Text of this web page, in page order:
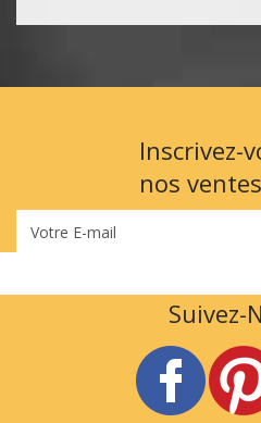
Inscrivez-
nos
Votre E-mail
Suivez-